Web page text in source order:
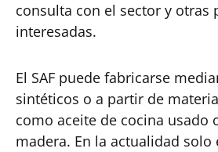
consulta con el sector y otras
interesadas.
El SAF puede fabricarse
sintéticos o a partir de
como aceite de cocina usado
madera. En la actualidad solo